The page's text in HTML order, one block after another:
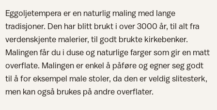
Eggoljetempera er en naturlig maling med lange
tradisjoner. Den har blitt brukt i over 3000 år, til alt fra
verdenskjente malerier, til godt brukte kirkebenker.
Malingen får du i duse og naturlige farger som gir en matt
overflate. Malingen er enkel å påføre og egner seg godt
til å for eksempel male stoler, da den er veldig slitesterk,
men kan også brukes på andre overflater.